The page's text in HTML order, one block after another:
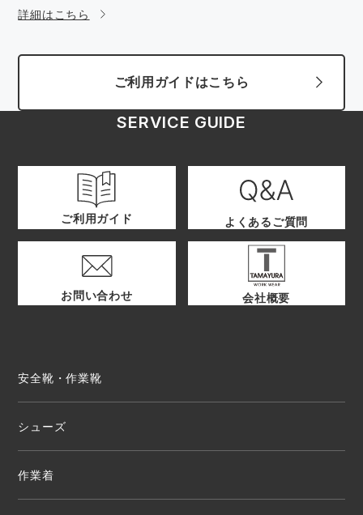
詳細はこちら
ご利用ガイドはこちら
SERVICE GUIDE
ご利用ガイド よくあるご質問
お問い合わせ 会社概要
安全靴・作業靴
シューズ
作業着